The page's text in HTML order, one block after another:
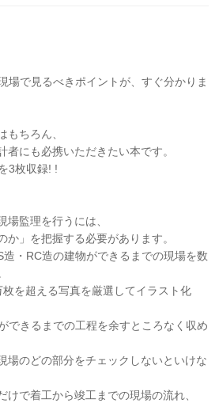
場で見るべきポイントが、すぐ分かりま
もちろん、
者にも必携いただきたい本です。
3枚収録! !
場監理を行うには、
か」を把握する必要があります。
・RC造の建物ができるまでの現場を数
を超える写真を厳選してイラスト化
できるまでの工程を余すところなく収め
場のどの部分をチェックしないといけな
けで着工から竣工までの現場の流れ、